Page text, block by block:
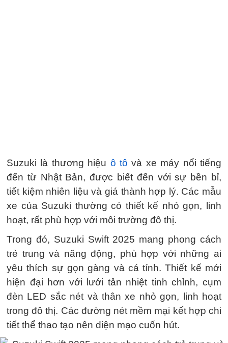
Suzuki là thương hiệu ô tô và xe máy nổi tiếng
đến từ Nhật Bản, được biết đến với sự bền bỉ,
tiết kiệm nhiên liệu và giá thành hợp lý. Các mẫu
xe của Suzuki thường có thiết kế nhỏ gọn, linh
hoạt, rất phù hợp với môi trường đô thị.
Trong đó, Suzuki Swift 2025 mang phong cách
trẻ trung và năng động, phù hợp với những ai
yêu thích sự gọn gàng và cá tính. Thiết kế mới
hiện đại hơn với lưới tản nhiệt tinh chỉnh, cụm
đèn LED sắc nét và thân xe nhỏ gọn, linh hoạt
trong đô thị. Các đường nét mềm mại kết hợp chi
tiết thể thao tạo nên diện mạo cuốn hút.